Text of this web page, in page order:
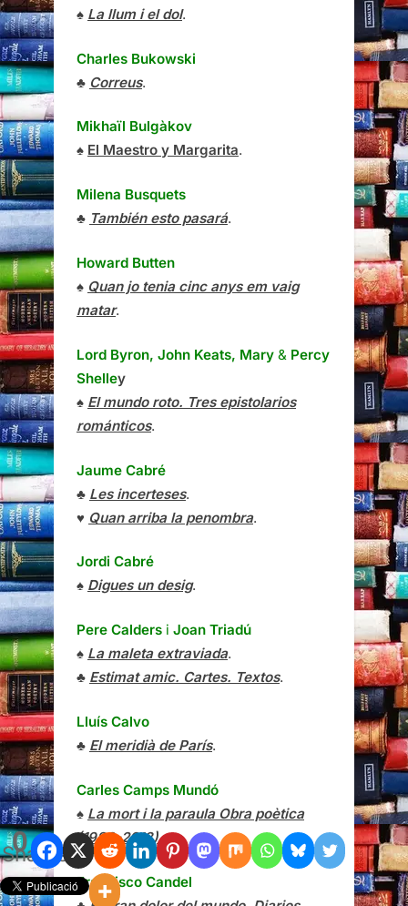
0
Shares
♠ La llum i el dol.
Charles Bukowski
♣ Correus.
Mikhaïl Bulgàkov
♠ El Maestro y Margarita.
Milena Busquets
♣ También esto pasará.
Howard Butten
♠ Quan jo tenia cinc anys em vaig
matar.
Lord Byron, John Keats, Mary & Percy
Shelley
♠ El mundo roto. Tres epistolarios
románticos.
Jaume Cabré
♣ Les incerteses.
♥ Quan arriba la penombra.
Jordi Cabré
♠ Digues un desig.
Pere Calders i Joan Triadú
♠ La maleta extraviada.
♣ Estimat amic. Cartes. Textos.
Lluís Calvo
♣ El meridià de París.
Carles Camps Mundó
♠ La mort i la paraula Obra poètica
(1988-2018).
Francisco Candel